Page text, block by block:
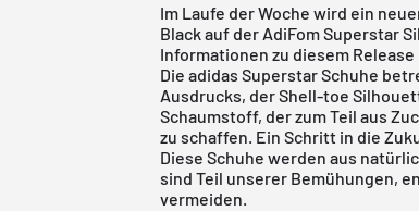
Im Laufe der Woche wird ein
Black auf der AdiFom Superstar
Informationen zu diesem
Dieadidas Superstar Schuhe
Ausdrucks, der Shell-toe
Schaumstoff, der zum Teil aus
zu schaffen. Ein Schritt in die
Diese Schuhe werden aus
sind Teil unserer Bemühungen,
vermeiden.